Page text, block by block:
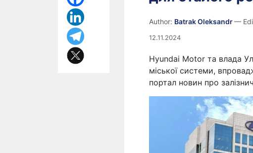
Author: Batrak Oleksandr—
12.11.2024
Hyundai Motor та влада
міської системи,
портал новин про